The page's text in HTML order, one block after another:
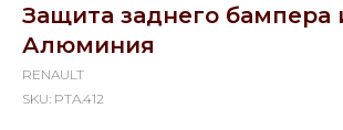
Защита заднего бампера
Алюминия
RENAULT
SKU: PTA.412